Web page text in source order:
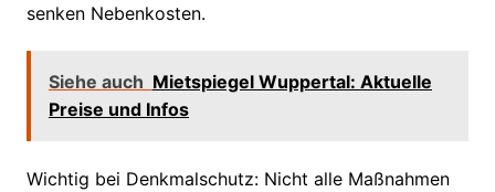
senken Nebenkosten.
Siehe auch Mietspiegel Wuppertal: Aktuelle
Preise und Infos
Wichtig bei Denkmalschutz: Nicht alle Maßnahmen